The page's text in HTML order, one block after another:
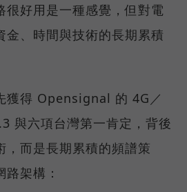
很好用是一種感覺，但對電
金、時間與技術的長期累積
獲得 Opensignal 的 4G／
與六項台灣第一肯定，背後
，而是長期累積的頻譜策
架構：